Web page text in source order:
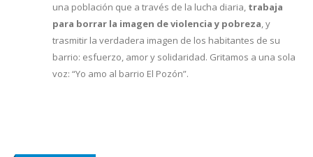
una población que a través de la lucha diaria, trabaja
para borrar la imagen de violencia y pobreza , y
trasmitir la verdadera imagen de los habitantes de su
barrio: esfuerzo, amor y solidaridad. Gritamos a una sola
voz: “Yo amo al barrio El Pozón”.